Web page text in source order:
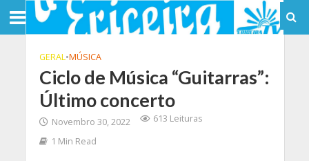
GERAL•MÚSICA
Ciclo de Música “Guitarras”:
Último concerto
Novembro 30, 2022
613 Leituras
1 Min Read